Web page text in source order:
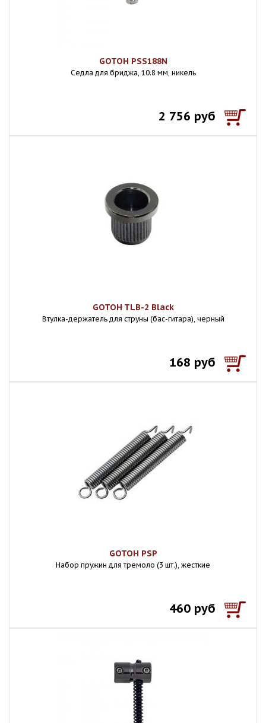
GOTOH PSS188N
Седла для бриджа, 10.8 мм, никель
2 756 руб
GOTOH TLB-2 Black
Втулка-держатель для струны (бас-гитара), черный
168 руб
GOTOH PSP
Набор пружин для тремоло (3 шт.), жесткие
460 руб